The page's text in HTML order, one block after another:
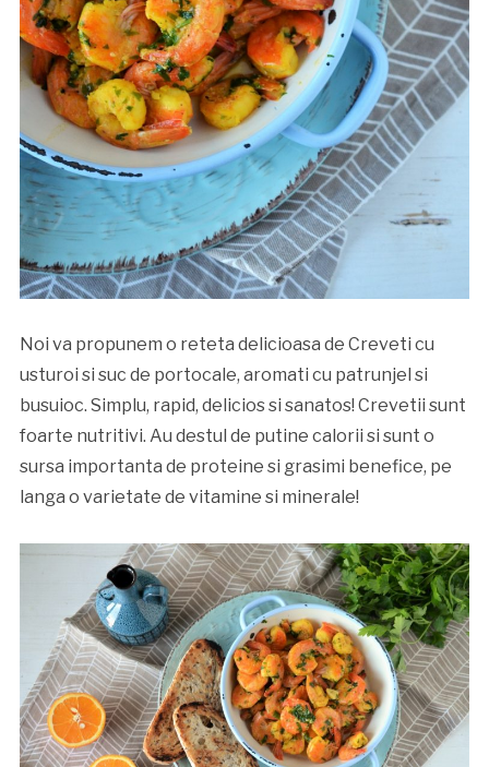
Noi va propunem o reteta delicioasa de Creveti cu
usturoi si suc de portocale, aromati cu patrunjel si
busuioc. Simplu, rapid, delicios si sanatos! Crevetii sunt
foarte nutritivi. Au destul de putine calorii si sunt o
sursa importanta de proteine si grasimi benefice, pe
langa o varietate de vitamine si minerale!